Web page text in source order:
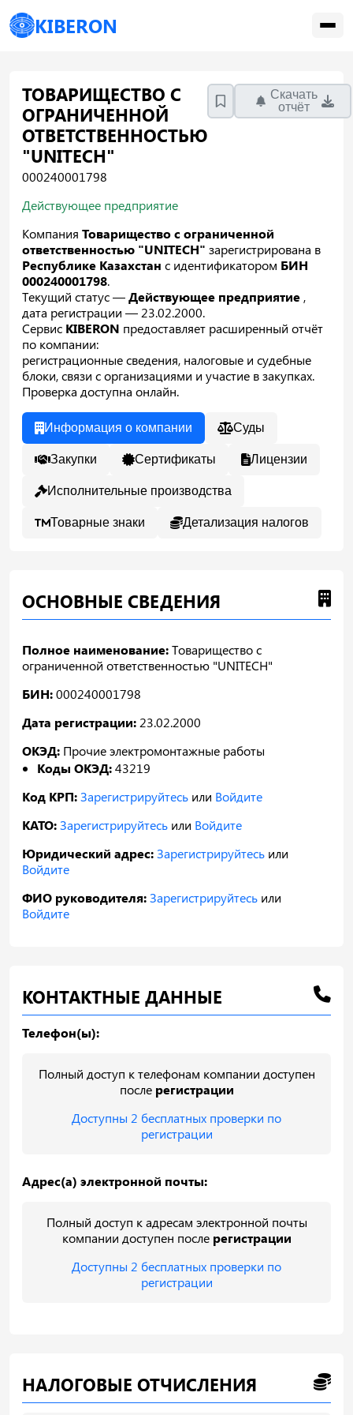
KIBERON
ТОВАРИЩЕСТВО С
ОГРАНИЧЕННОЙ
ОТВЕТСТВЕННОСТЬЮ
"UNITECH"
000240001798
Скачать
отчёт
Действующее предприятие
Компания Товарищество с ограниченной
ответственностью "UNITECH" зарегистрирована в
Республике Казахстан с идентификатором БИН
000240001798.
Текущий статус —Действующее предприятие ,
дата регистрации — 23.02.2000.
Сервис KIBERON предоставляет расширенный отчёт
по компании:
регистрационные сведения, налоговые и судебные
блоки, связи с организациями и участие в закупках.
Проверка доступна онлайн.
Информация о компании Суды
Закупки Сертификаты Лицензии
Исполнительные производства
Товарные знаки Детализация налогов
ОСНОВНЫЕ СВЕДЕНИЯ
Полное наименование:Товарищество с
ограниченной ответственностью "UNITECH"
БИН:000240001798
Дата регистрации: 23.02.2000
ОКЭД: Прочие электромонтажные работы
Коды ОКЭД:43219
Код КРП:Зарегистрируйтесь или Войдите
КАТО:Зарегистрируйтесь или Войдите
Юридический адрес:Зарегистрируйтесь или
Войдите
ФИО руководителя:Зарегистрируйтесь или
Войдите
КОНТАКТНЫЕ ДАННЫЕ
Телефон(ы):
Полный доступ к телефонам компании доступен
после регистрации
Доступны 2 бесплатных проверки по
регистрации
Адрес(а) электронной почты:
Полный доступ к адресам электронной почты
компании доступен после регистрации
Доступны 2 бесплатных проверки по
регистрации
НАЛОГОВЫЕ ОТЧИСЛЕНИЯ